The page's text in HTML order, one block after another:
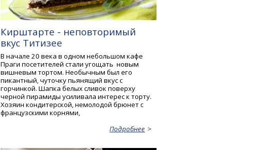
Кирштарте - неповторимый
вкус Титизее
В начале 20 века в одном небольшом кафе
Праги посетителей стали угощать новым
вишневым тортом. Необычным был его
пикантный, чуточку пьянящий вкус с
горчинкой. Шапка белых сливок поверху
черной пирамиды усиливала интерес к торту.
Хозяин кондитерской, немолодой брюнет с
французскими корнями,
Подробнее